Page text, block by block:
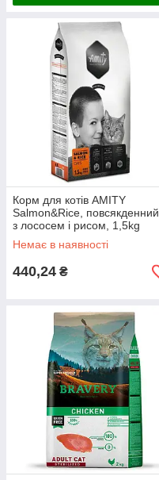
Корм для котів AMITY
Salmon&Rice, повсякденний,
з лососем і рисом, 1,5kg
Немає в наявності
440,24 ₴